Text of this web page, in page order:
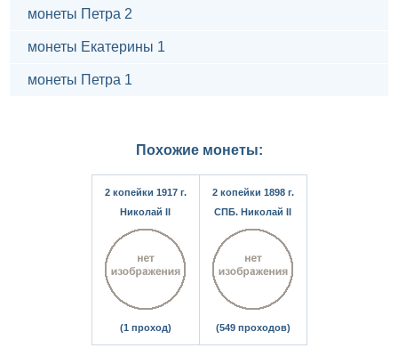
монеты Петра 2
монеты Екатерины 1
монеты Петра 1
Похожие монеты:
2 копейки 1917 г.
Николай II
(1 проход)
2 копейки 1898 г.
СПБ. Николай II
(549 проходов)